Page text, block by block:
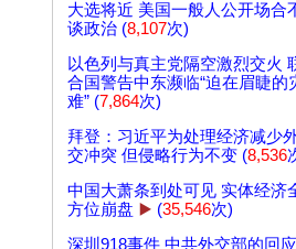
大选将近 美国一般人公开场合
谈政治 (8,107次)
以色列与真主党隔空激烈交火
合国警告中东濒临“迫在眉睫的
难” (7,864次)
拜登：习近平为处理经济减少
交冲突 但侵略行为不变 (8,536
中国大萧条到处可见 实体经济
方位崩盘 ▶️ (35,546次)
深圳918事件 中共外交部的回